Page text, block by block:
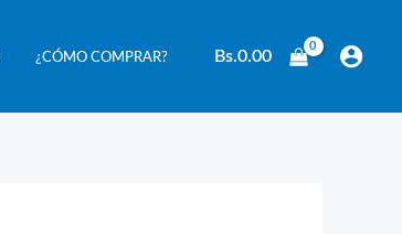
¿CÓMO COMPRAR? Bs.0.00